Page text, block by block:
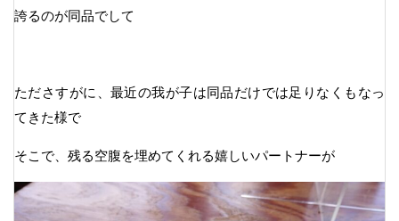
誇るのが同品でして
たださすがに、最近の我が子は同品だけでは足りなくもなっ
てきた様で
そこで、残る空腹を埋めてくれる嬉しいパートナーが